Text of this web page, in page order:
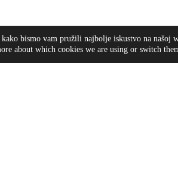
bismo vam pružili najbolje iskustvo na našoj
about which cookies we are using or switch